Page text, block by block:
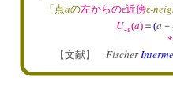
「点aの左からのε近傍ε-
U-ε(a) ＝ (a －
*
【文献】 Fischer